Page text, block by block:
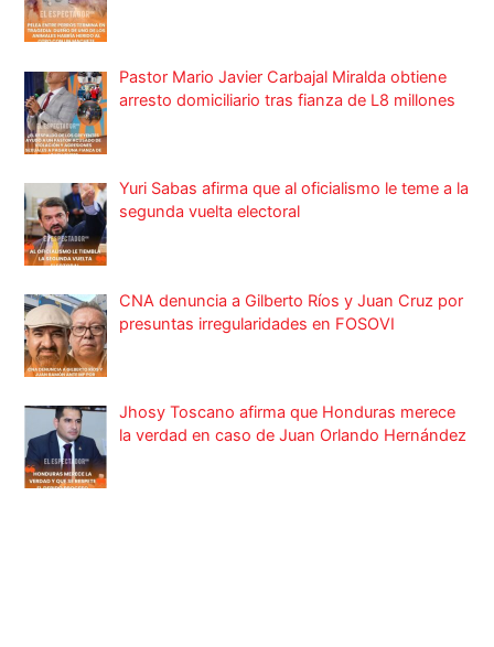
Pastor Mario Javier Carbajal Miralda obtiene
arresto domiciliario tras fianza de L8 millones
Yuri Sabas afirma que al oficialismo le teme a la
segunda vuelta electoral
CNA denuncia a Gilberto Ríos y Juan Cruz por
presuntas irregularidades en FOSOVI
Jhosy Toscano afirma que Honduras merece
la verdad en caso de Juan Orlando Hernández